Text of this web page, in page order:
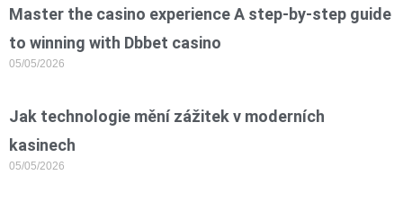
Master the casino experience A step-by-step guide
to winning with Dbbet casino
05/05/2026
Jak technologie mění zážitek v moderních
kasinech
05/05/2026